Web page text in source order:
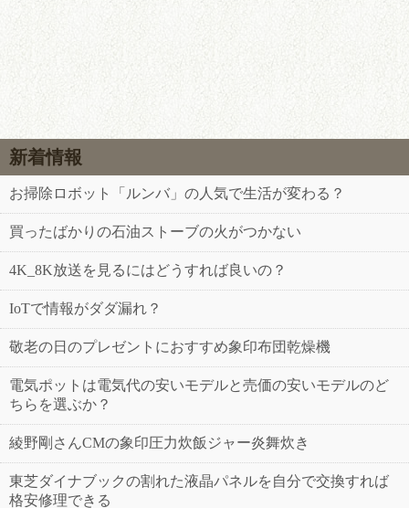
新着情報
お掃除ロボット「ルンバ」の人気で生活が変わる？
買ったばかりの石油ストーブの火がつかない
4K_8K放送を見るにはどうすれば良いの？
IoTで情報がダダ漏れ？
敬老の日のプレゼントにおすすめ象印布団乾燥機
電気ポットは電気代の安いモデルと売価の安いモデルのど
ちらを選ぶか？
綾野剛さんCMの象印圧力炊飯ジャー炎舞炊き
東芝ダイナブックの割れた液晶パネルを自分で交換すれば
格安修理できる